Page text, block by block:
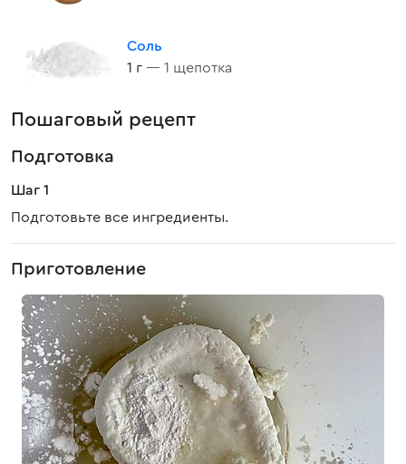
Соль
1 г — 1 щепотка
Пошаговый рецепт
Подготовка
Шаг 1
Подготовьте все ингредиенты.
Приготовление